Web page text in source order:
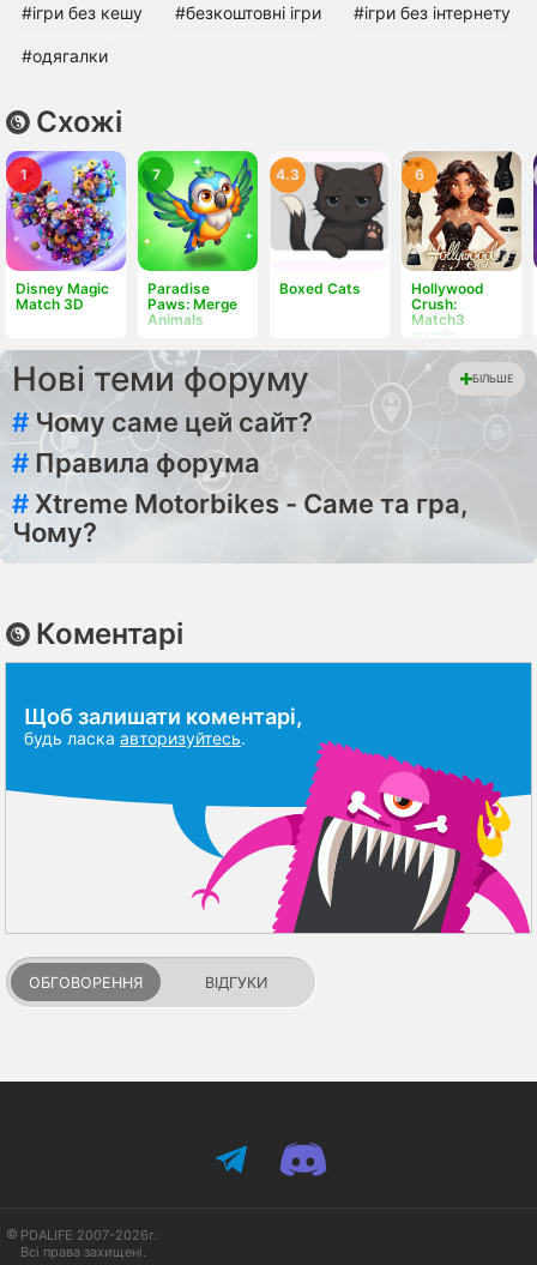
#ігри без кешу #безкоштовні ігри #ігри без інтернету
#одягалки
Схожі
Disney Magic
Match 3D
1
Paradise
Paws: Merge
Animals
7
Boxed Cats
4.3
Hollywood
Crush:
Match3
puzzle
6
Нові теми форуму БІЛЬШЕ
# Чому саме цей сайт?
# Правила форума
# Xtreme Motorbikes - Саме та гра,
Чому?
Коментарі
Щоб залишати коментарі,
будь ласка авторизуйтесь.
ОБГОВОРЕННЯ ВІДГУКИ
PDALIFE 2007-2026г.
Всі права захищені.